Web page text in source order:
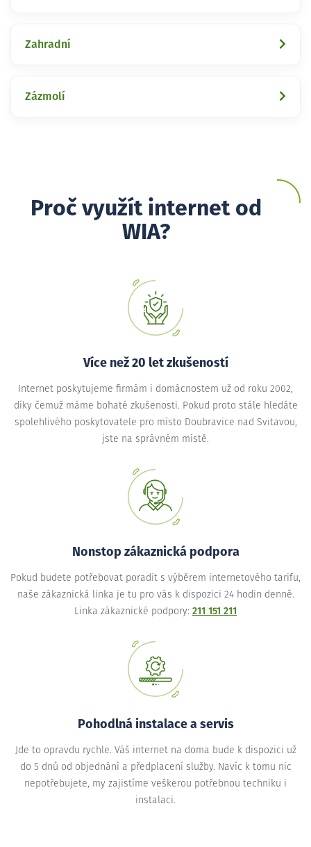
Zahradní
Zázmolí
Proč využít internet od
WIA?
Více než 20 let zkušeností
Internet poskytujeme firmám i domácnostem už od roku 2002,
díky čemuž máme bohaté zkušenosti. Pokud proto stále hledáte
spolehlivého poskytovatele pro místo Doubravice nad Svitavou,
jste na správném místě.
Nonstop zákaznická podpora
Pokud budete potřebovat poradit s výběrem internetového tarifu,
naše zákaznická linka je tu pro vás k dispozici 24 hodin denně.
Linka zákaznické podpory: 211 151 211
Pohodlná instalace a servis
Jde to opravdu rychle. Váš internet na doma bude k dispozici už
do 5 dnů od objednání a předplacení služby. Navíc k tomu nic
nepotřebujete, my zajistíme veškerou potřebnou techniku i
instalaci.